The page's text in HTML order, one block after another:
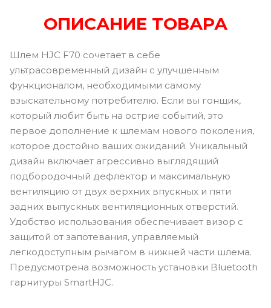
ОПИСАНИЕ ТОВАРА
Шлем HJC F70 сочетает в себе
ультрасовременный дизайн с улучшенным
функционалом, необходимыми самому
взыскательному потребителю. Если вы гонщик,
который любит быть на острие событий, это
первое дополнение к шлемам нового поколения,
которое достойно ваших ожиданий. Уникальный
дизайн включает агрессивно выглядящий
подбородочный дефлектор и максимальную
вентиляцию от двух верхних впускных и пяти
задних выпускных вентиляционных отверстий.
Удобство использования обеспечивает визор с
защитой от запотевания, управляемый
легкодоступным рычагом в нижней части шлема.
Предусмотрена возможность установки Bluetooth
гарнитуры SmartHJC.